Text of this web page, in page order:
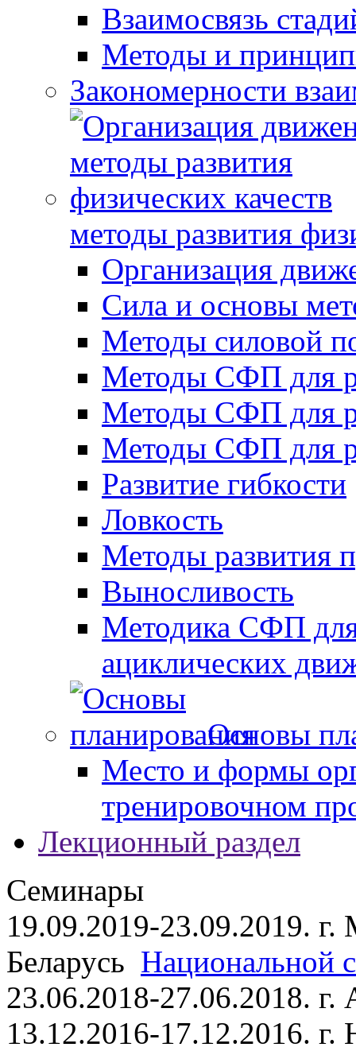
Взаимосвязь
Методы и
Закономерности
методы развития
Организация
Сила и основы
Методы силовой
Методы СФП для
Методы СФП для
Методы СФП для
Развитие гибкости
Ловкость
Методы развития
Выносливость
Методика СФП для
ациклических
Основы
Место и формы
тренировочном
Лекционный раздел
Семинары
19.09.2019-23.09.2019. г.
Беларусь Национальной
23.06.2018-27.06.2018.
13.12.2016-17.12.2016.